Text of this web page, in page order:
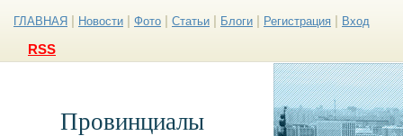
ГЛАВНАЯ Новости Фото Статьи Блоги Регистрация Вход
RSS
Провинциалы